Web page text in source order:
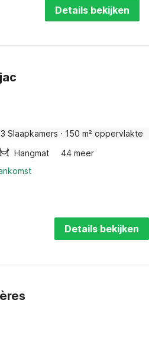
Details bekijken
3 Slaapkamers · 150 m² oppervlakte
Hangmat
44 meer
Details bekijken